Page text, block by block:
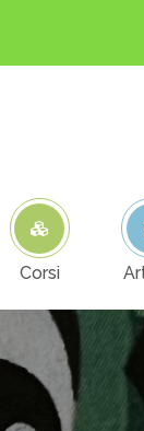
Corsi